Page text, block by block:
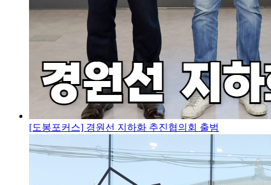
[도봉포커스] 경원선 지하화 추진협의회 출범